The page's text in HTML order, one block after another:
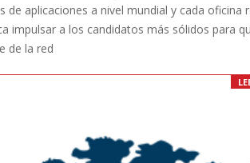
de aplicaciones a nivel mundial y cada oficina
impulsar a los candidatos más sólidos para
de la red